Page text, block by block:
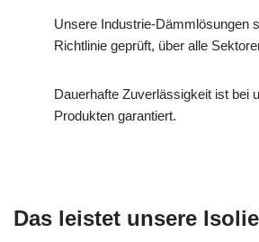
Unsere Industrie-Dämmlösungen
Richtlinie geprüft, über alle
Dauerhafte Zuverlässigkeit ist bei
Produkten garantiert.
Das leistet unsere